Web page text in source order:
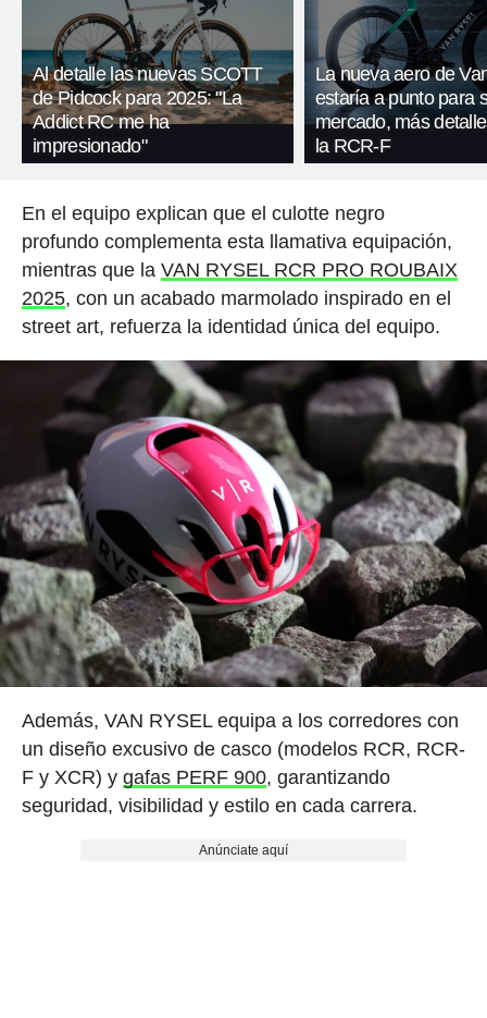
Al detalle las nuevas SCOTT
de Pidcock para 2025: "La
Addict RC me ha
impresionado"
La nueva aero de
estaría a punto para
mercado, más
la RCR-F
En el equipo explican que el culotte negro
profundo complementa esta llamativa equipación,
mientras que la VAN RYSEL RCR PRO ROUBAIX
2025, con un acabado marmolado inspirado en el
street art, refuerza la identidad única del equipo.
Además, VAN RYSEL equipa a los corredores con
un diseño excusivo de casco (modelos RCR, RCR-
F y XCR) y gafas PERF 900, garantizando
seguridad, visibilidad y estilo en cada carrera.
Anúnciate aquí